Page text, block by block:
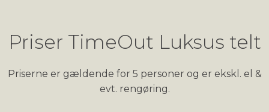
Priser TimeOut Luksus telt
Priserne er gældende for 5 personer og er ekskl. el &
evt. rengøring.